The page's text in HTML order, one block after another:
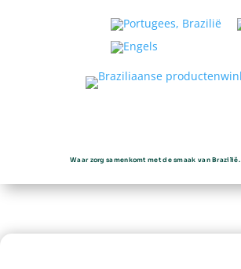
Waar zorg samenkomt met de smaak van Brazilië.